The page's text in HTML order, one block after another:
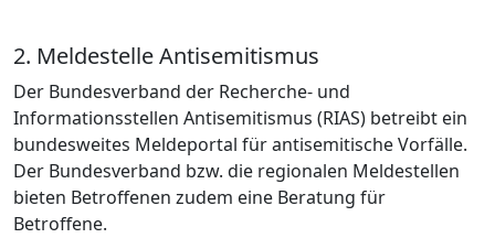
2. Meldestelle Antisemitismus
Der Bundesverband der Recherche- und
Informationsstellen Antisemitismus (RIAS) betreibt ein
bundesweites Meldeportal für antisemitische Vorfälle.
Der Bundesverband bzw. die regionalen Meldestellen
bieten Betroffenen zudem eine Beratung für
Betroffene.